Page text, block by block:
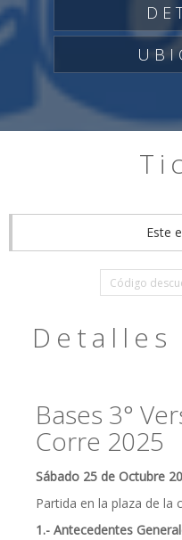
Este
Detalles
Bases 3°
Corre 2025
Sábado 25 de Octubre
Partida en la plaza de la
1.- Antecedentes